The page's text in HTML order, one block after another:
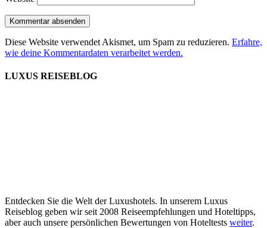
Diese Website verwendet Akismet, um Spam zu reduzieren. Erfahre,
wie deine Kommentardaten verarbeitet werden.
LUXUS REISEBLOG
Entdecken Sie die Welt der Luxushotels. In unserem Luxus
Reiseblog geben wir seit 2008 Reiseempfehlungen und Hoteltipps,
aber auch unsere persönlichen Bewertungen von Hoteltests weiter.